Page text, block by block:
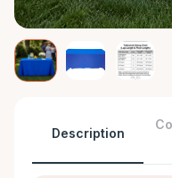
Description